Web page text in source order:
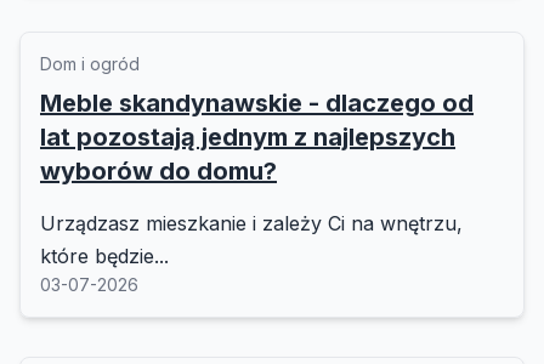
Dom i ogród
Meble skandynawskie - dlaczego od
lat pozostają jednym z najlepszych
wyborów do domu?
Urządzasz mieszkanie i zależy Ci na wnętrzu,
które będzie...
03-07-2026